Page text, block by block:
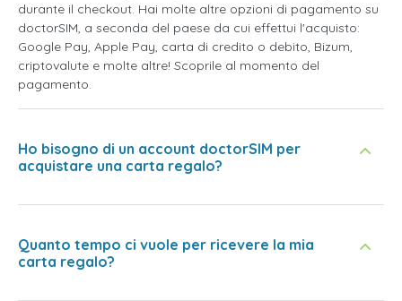
durante il checkout. Hai molte altre opzioni di pagamento su
doctorSIM, a seconda del paese da cui effettui l'acquisto:
Google Pay, Apple Pay, carta di credito o debito, Bizum,
criptovalute e molte altre! Scoprile al momento del
pagamento.
Ho bisogno di un account doctorSIM per
acquistare una carta regalo?
Quanto tempo ci vuole per ricevere la mia
carta regalo?